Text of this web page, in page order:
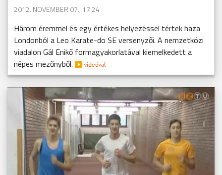
2012. NOVEMBER 07., 17:24
Három éremmel és egy értékes helyezéssel tértek haza
Londonból a Leo Karate-do SE versenyzői. A nemzetközi
viadalon Gál Enikő formagyakorlatával kiemelkedett a
népes mezőnyből.